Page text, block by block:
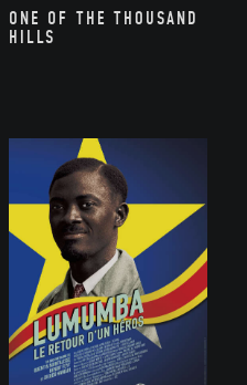
ONE OF THE THOUSAND
HILLS